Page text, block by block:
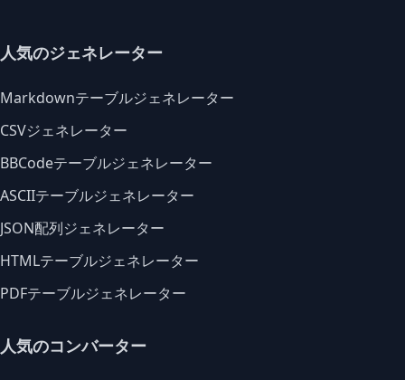
人気のジェネレーター
Markdownテーブルジェネレーター
CSVジェネレーター
BBCodeテーブルジェネレーター
ASCIIテーブルジェネレーター
JSON配列ジェネレーター
HTMLテーブルジェネレーター
PDFテーブルジェネレーター
人気のコンバーター